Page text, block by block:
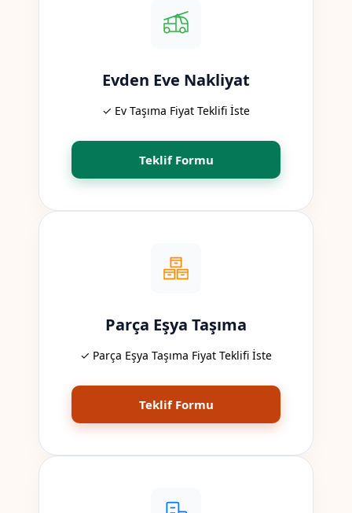
Evden Eve Nakliyat
✓ Ev Taşıma Fiyat Teklifi İste
Teklif Formu
Parça Eşya Taşıma
✓ Parça Eşya Taşıma Fiyat Teklifi İste
Teklif Formu